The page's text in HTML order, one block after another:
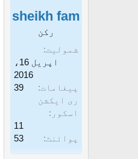
ک
ر
ے
sheikh fam
رکن
شمولیت
اپریل 16،
2016
پیغامات
39
ری ایکشن
اسکور
11
پوائنٹ
53